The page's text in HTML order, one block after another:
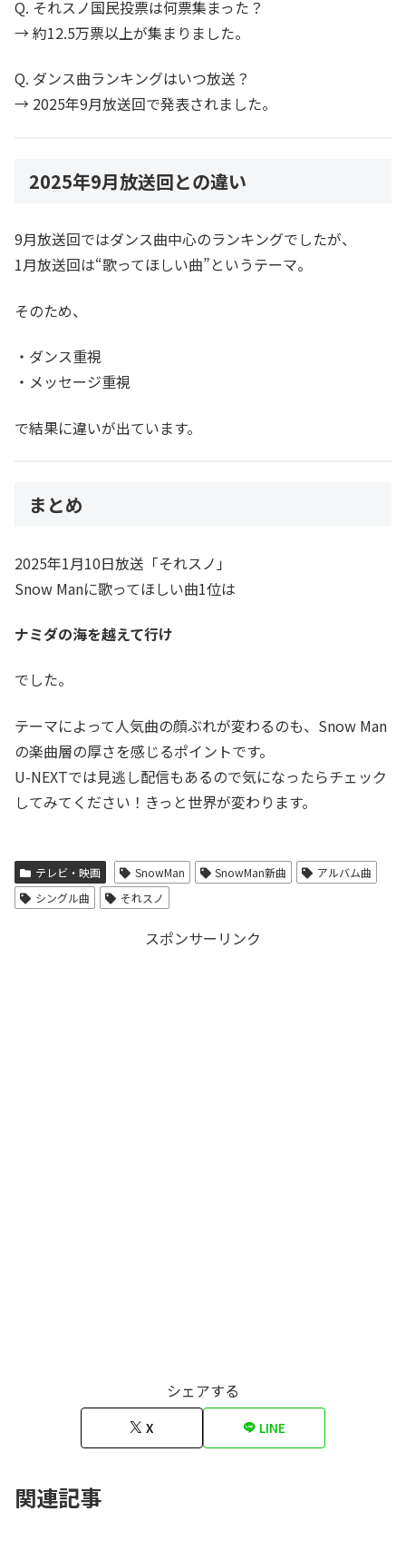
Q. それスノ国民投票は何票集まった？
→ 約12.5万票以上が集まりました。
Q. ダンス曲ランキングはいつ放送？
→ 2025年9月放送回で発表されました。
2025年9月放送回との違い
9月放送回ではダンス曲中心のランキングでしたが、
1月放送回は“歌ってほしい曲”というテーマ。
そのため、
・ダンス重視
・メッセージ重視
で結果に違いが出ています。
まとめ
2025年1月10日放送「それスノ」
Snow Manに歌ってほしい曲1位は
ナミダの海を越えて行け
でした。
テーマによって人気曲の顔ぶれが変わるのも、Snow Man
の楽曲層の厚さを感じるポイントです。
U-NEXTでは見逃し配信もあるので気になったらチェック
してみてください！きっと世界が変わります。
テレビ・映画 SnowMan SnowMan新曲
アルバム曲
シングル曲
それスノ
スポンサーリンク
シェアする
X LINE
関連記事